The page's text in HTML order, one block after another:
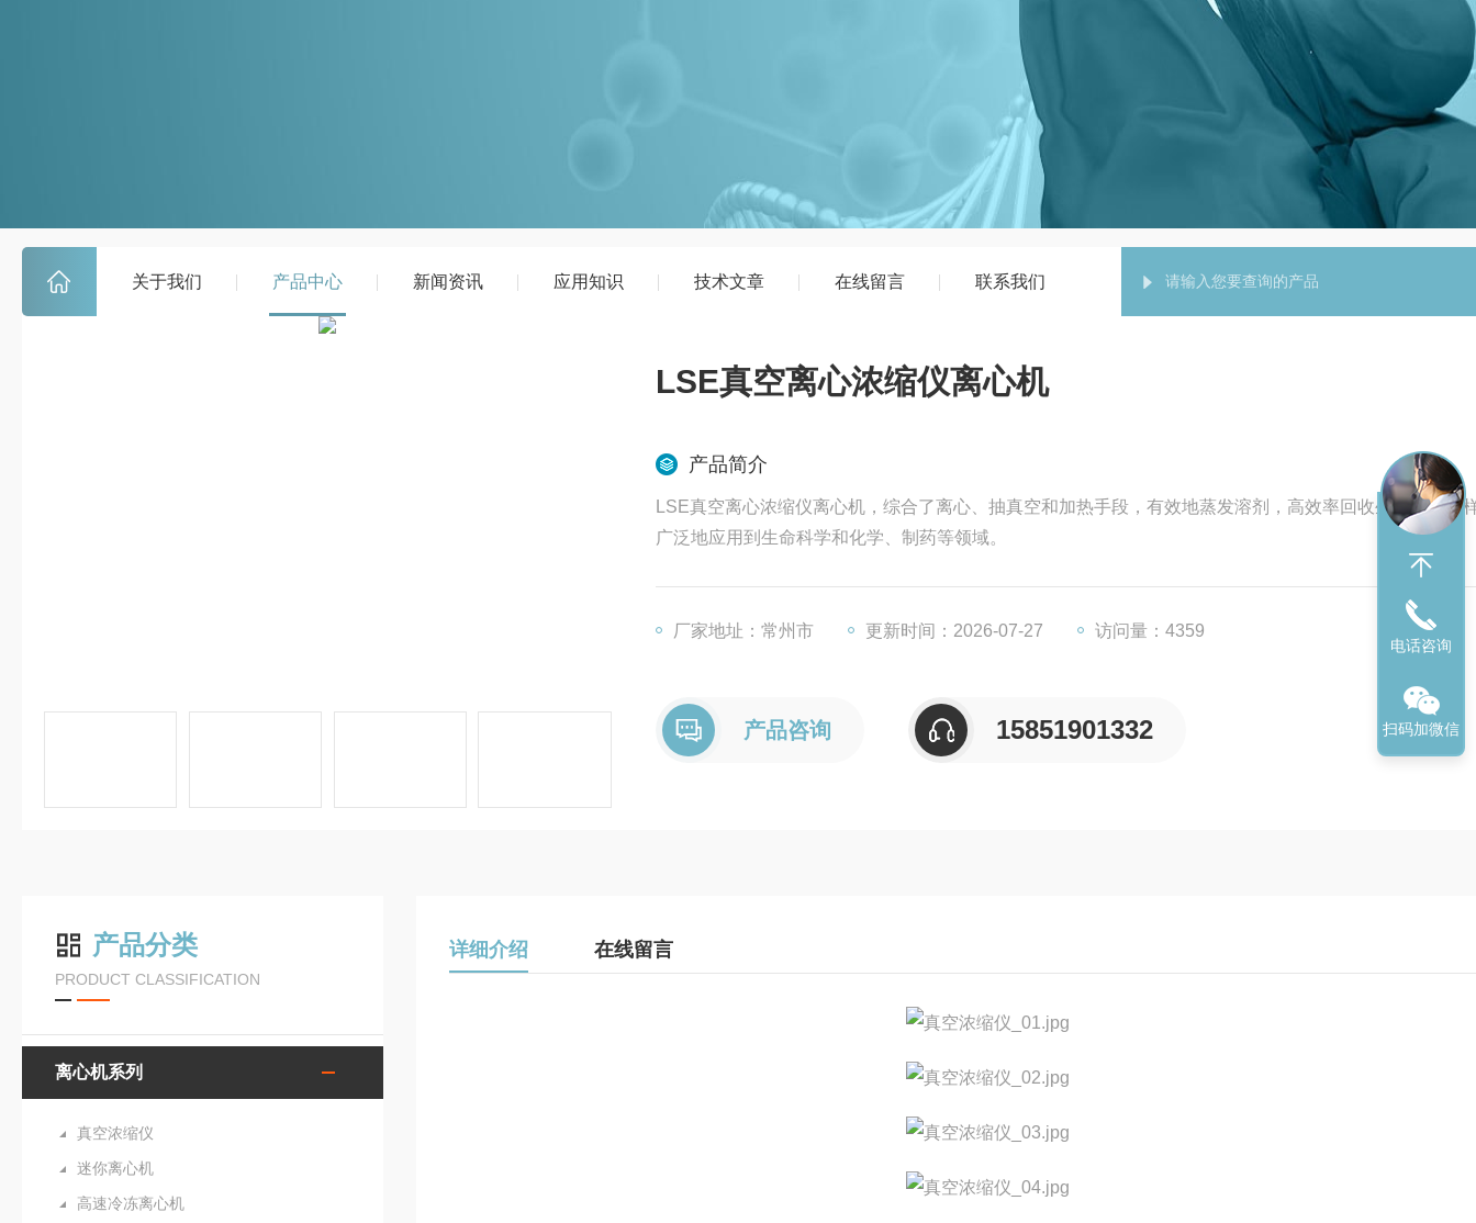
关于我们 产品中心 新闻资讯 应用知识 技术文章 在线留言 联系我们
LSE真空离心浓缩仪离心机
产品简介
LSE真空离心浓缩仪离心机，综合了离心、抽真空和加热手段，有效地蒸发溶剂，高效率回收生物或分析
广泛地应用到生命科学和化学、制药等领域。
厂家地址：常州市 更新时间：2026-07-27 访问量：4359
产品咨询 15851901332
产品分类
PRODUCT CLASSIFICATION
离心机系列
真空浓缩仪
迷你离心机
高速冷冻离心机
详细介绍 在线留言
电话咨询
扫码加微信